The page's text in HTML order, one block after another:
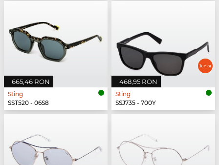
665,46 RON
Sting
SST520 - 06S8
468,95 RON
Sting
SSJ735 - 700Y